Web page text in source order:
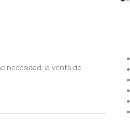
necesidad: la venta de